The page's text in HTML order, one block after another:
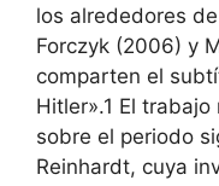
los alrededores
Forczyk (2006) y
comparten el
Hitler».1 El
sobre el periodo
Reinhardt, cuya